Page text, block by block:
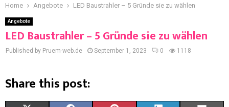
Home Angebote LED Baustrahler – 5 Gründe sie zu wählen
Angebote
LED Baustrahler – 5 Gründe sie zu wählen
Published by Pruem-web.de September 1, 2023 0 1118
Share this post: